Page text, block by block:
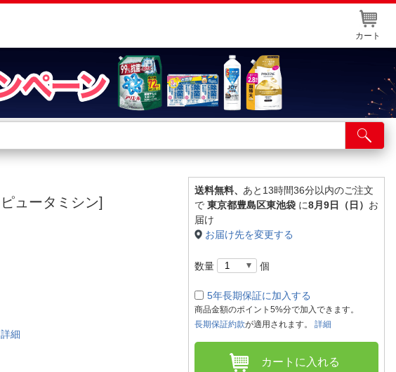
カート
店舗サービス
ネット取り置き
店舗情報・店舗一覧
ュータミシン]
詳細
送料無料、 あと13時間36分以内のご注文
で 東京都豊島区東池袋 に8月9日（日） お
届け
お届け先を変更する
数量 個
5年長期保証に加入する
商品金額のポイント5%分で加入できます。
長期保証約款が適用されます。 詳細
カートに入れる